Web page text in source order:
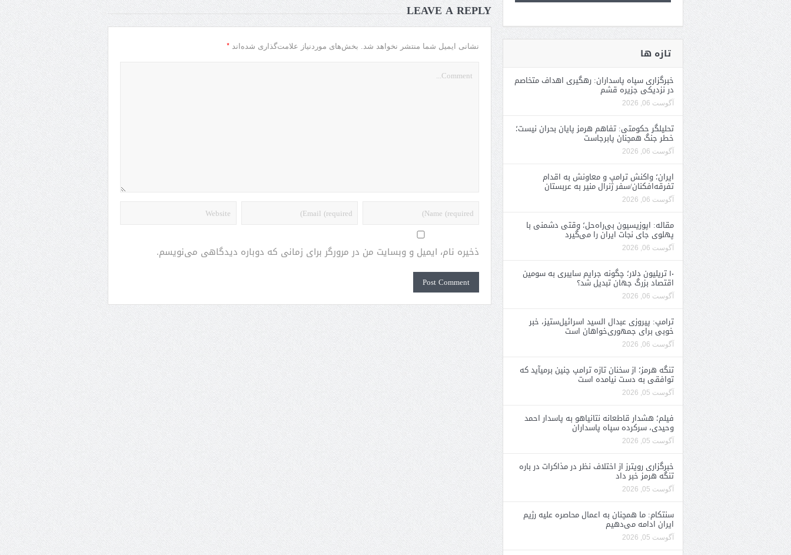
LEAVE A REPLY
نشانی ایمیل شما منتشر نخواهد شد. بخش‌های موردنیاز علامت‌گذاری شده‌اند *
ذخیره نام، ایمیل و وبسایت من در مرورگر برای زمانی که دوباره دیدگاهی می‌نویسم.
تازه ها
خبرگزاری سپاه پاسداران: رهگیری اهداف متخاصم
در نزدیکی جزیره قشم
آگوست 06, 2026
تحلیلگر حکومتی: تفاهم هرمز پایان بحران نیست؛
خطر جنگ همچنان پابرجاست
آگوست 06, 2026
ایران؛ واکنش ترامپ و معاونش به اقدام
تفرقه‌افکنان/سفر ژنرال منیر به عربستان
آگوست 06, 2026
مقاله: اپوزیسیون بی‌راه‌حل؛ وقتی دشمنی با
پهلوی جای نجات ایران را می‌گیرد
آگوست 06, 2026
۱۰ تریلیون دلار؛ چگونه جرایم سایبری به سومین
اقتصاد بزرگ جهان تبدیل شد؟
آگوست 06, 2026
ترامپ: پیروزی عبدال السید اسرائیل‌ستیز، خبر
خوبی برای جمهوری‌خواهان است
آگوست 06, 2026
تنگه هرمز؛ از سخنان تازه ترامپ چنین برمیآید که
توافقی به دست نیامده است
آگوست 05, 2026
فیلم؛ هشدار قاطعانه نتانیاهو به پاسدار احمد
وحیدی، سرکرده سپاه پاسداران
آگوست 05, 2026
خبرگزاری رویترز از اختلاف نظر در مذاکرات در باره
تنگه هرمز خبر داد
آگوست 05, 2026
سنتکام: ما همچنان به اعمال محاصره علیه رژیم
ایران ادامه می‌دهیم
آگوست 05, 2026